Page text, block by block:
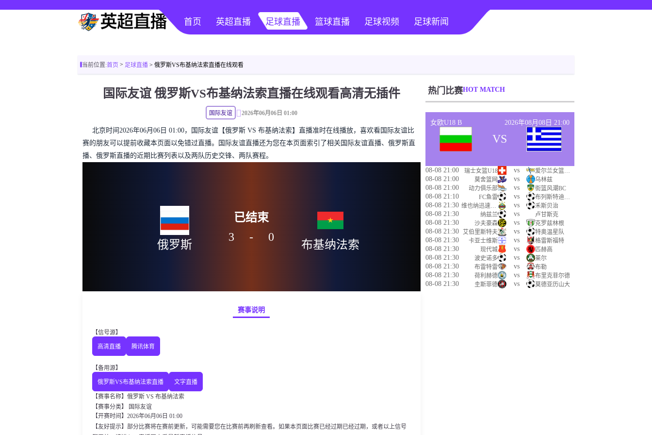
首页 英超直播 足球直播 篮球直播 足球视频 足球新闻
当前位置:首页 > 足球直播 > 俄罗斯VS布基纳法索直播在线观看
国际友谊 俄罗斯VS布基纳法索直播在线观看高清无插件
国际友谊 2026年06月06日 01:00
北京时间2026年06月06日 01:00，国际友谊【俄罗斯 VS 布基纳法索】直播准时在线播放，喜欢看国际友谊比
赛的朋友可以提前收藏本页面以免错过直播。国际友谊直播还为您在本页面索引了相关国际友谊直播、俄罗斯直
播、俄罗斯直播的近期比赛列表以及两队历史交锋、两队赛程。
俄罗斯
3 - 0
已结束
布基纳法索
赛事说明
【信号源】
高清直播 腾讯体育
【备用源】
俄罗斯VS布基纳法索直播 文字直播
【赛事名称】俄罗斯 VS 布基纳法索
【赛事分类】
国际友谊
【开赛时间】2026年06月06日 01:00
【友好提示】部分比赛将在赛前更新，可能需要您在比赛前再刷新查看。如果本页面比赛已经过期已经过期，或者以上信号
热门比赛HOT MATCH
女欧U18 B 2026年08月08日 21:00
VS
08-08 21:00 瑞士女篮U18 vs 爱尔兰女篮U18
08-08 21:00 莫舍篮网 vs 乌林兹
08-08 21:00 动力俱乐部 vs 街篮风潮BC
08-08 21:10 FC鱼雷 vs 布列斯特迪纳摩
08-08 21:30 维也纳迅速青年队 vs 禾斯贝治
08-08 21:30 纳兹兰 vs 卢甘斯克
08-08 21:30 沙夫豪森 vs 克罗兹林根
08-08 21:30 艾伯里斯特夫 vs 特奥温星队
08-08 21:30 卡亚士维斯 vs 格雷斯福特
08-08 21:30 现代城 vs 匹赫高
08-08 21:30 波史诺多 vs 莱尔
08-08 21:30 布雷特雷 vs 布勒
08-08 21:30 荷利赫德 vs 布里克菲尔德
08-08 21:30 圭斯菲德 vs 莫德亚历山大